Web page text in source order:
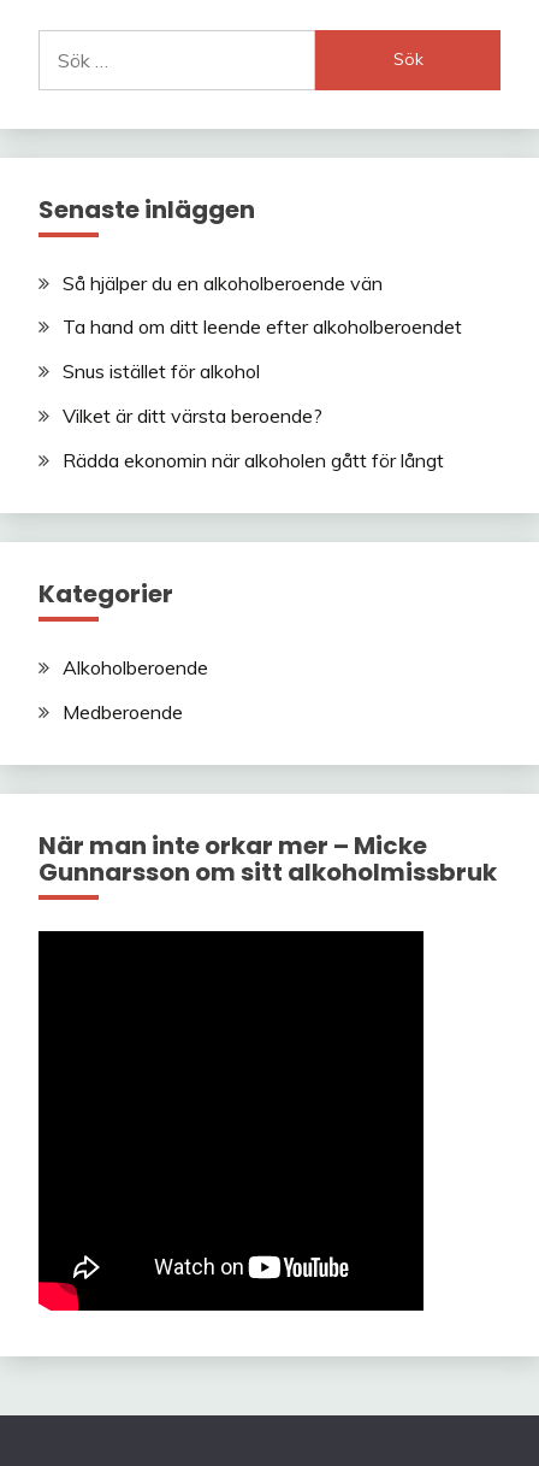
efter:
Senaste inläggen
Så hjälper du en alkoholberoende vän
Ta hand om ditt leende efter alkoholberoendet
Snus istället för alkohol
Vilket är ditt värsta beroende?
Rädda ekonomin när alkoholen gått för långt
Kategorier
Alkoholberoende
Medberoende
När man inte orkar mer – Micke
Gunnarsson om sitt alkoholmissbruk